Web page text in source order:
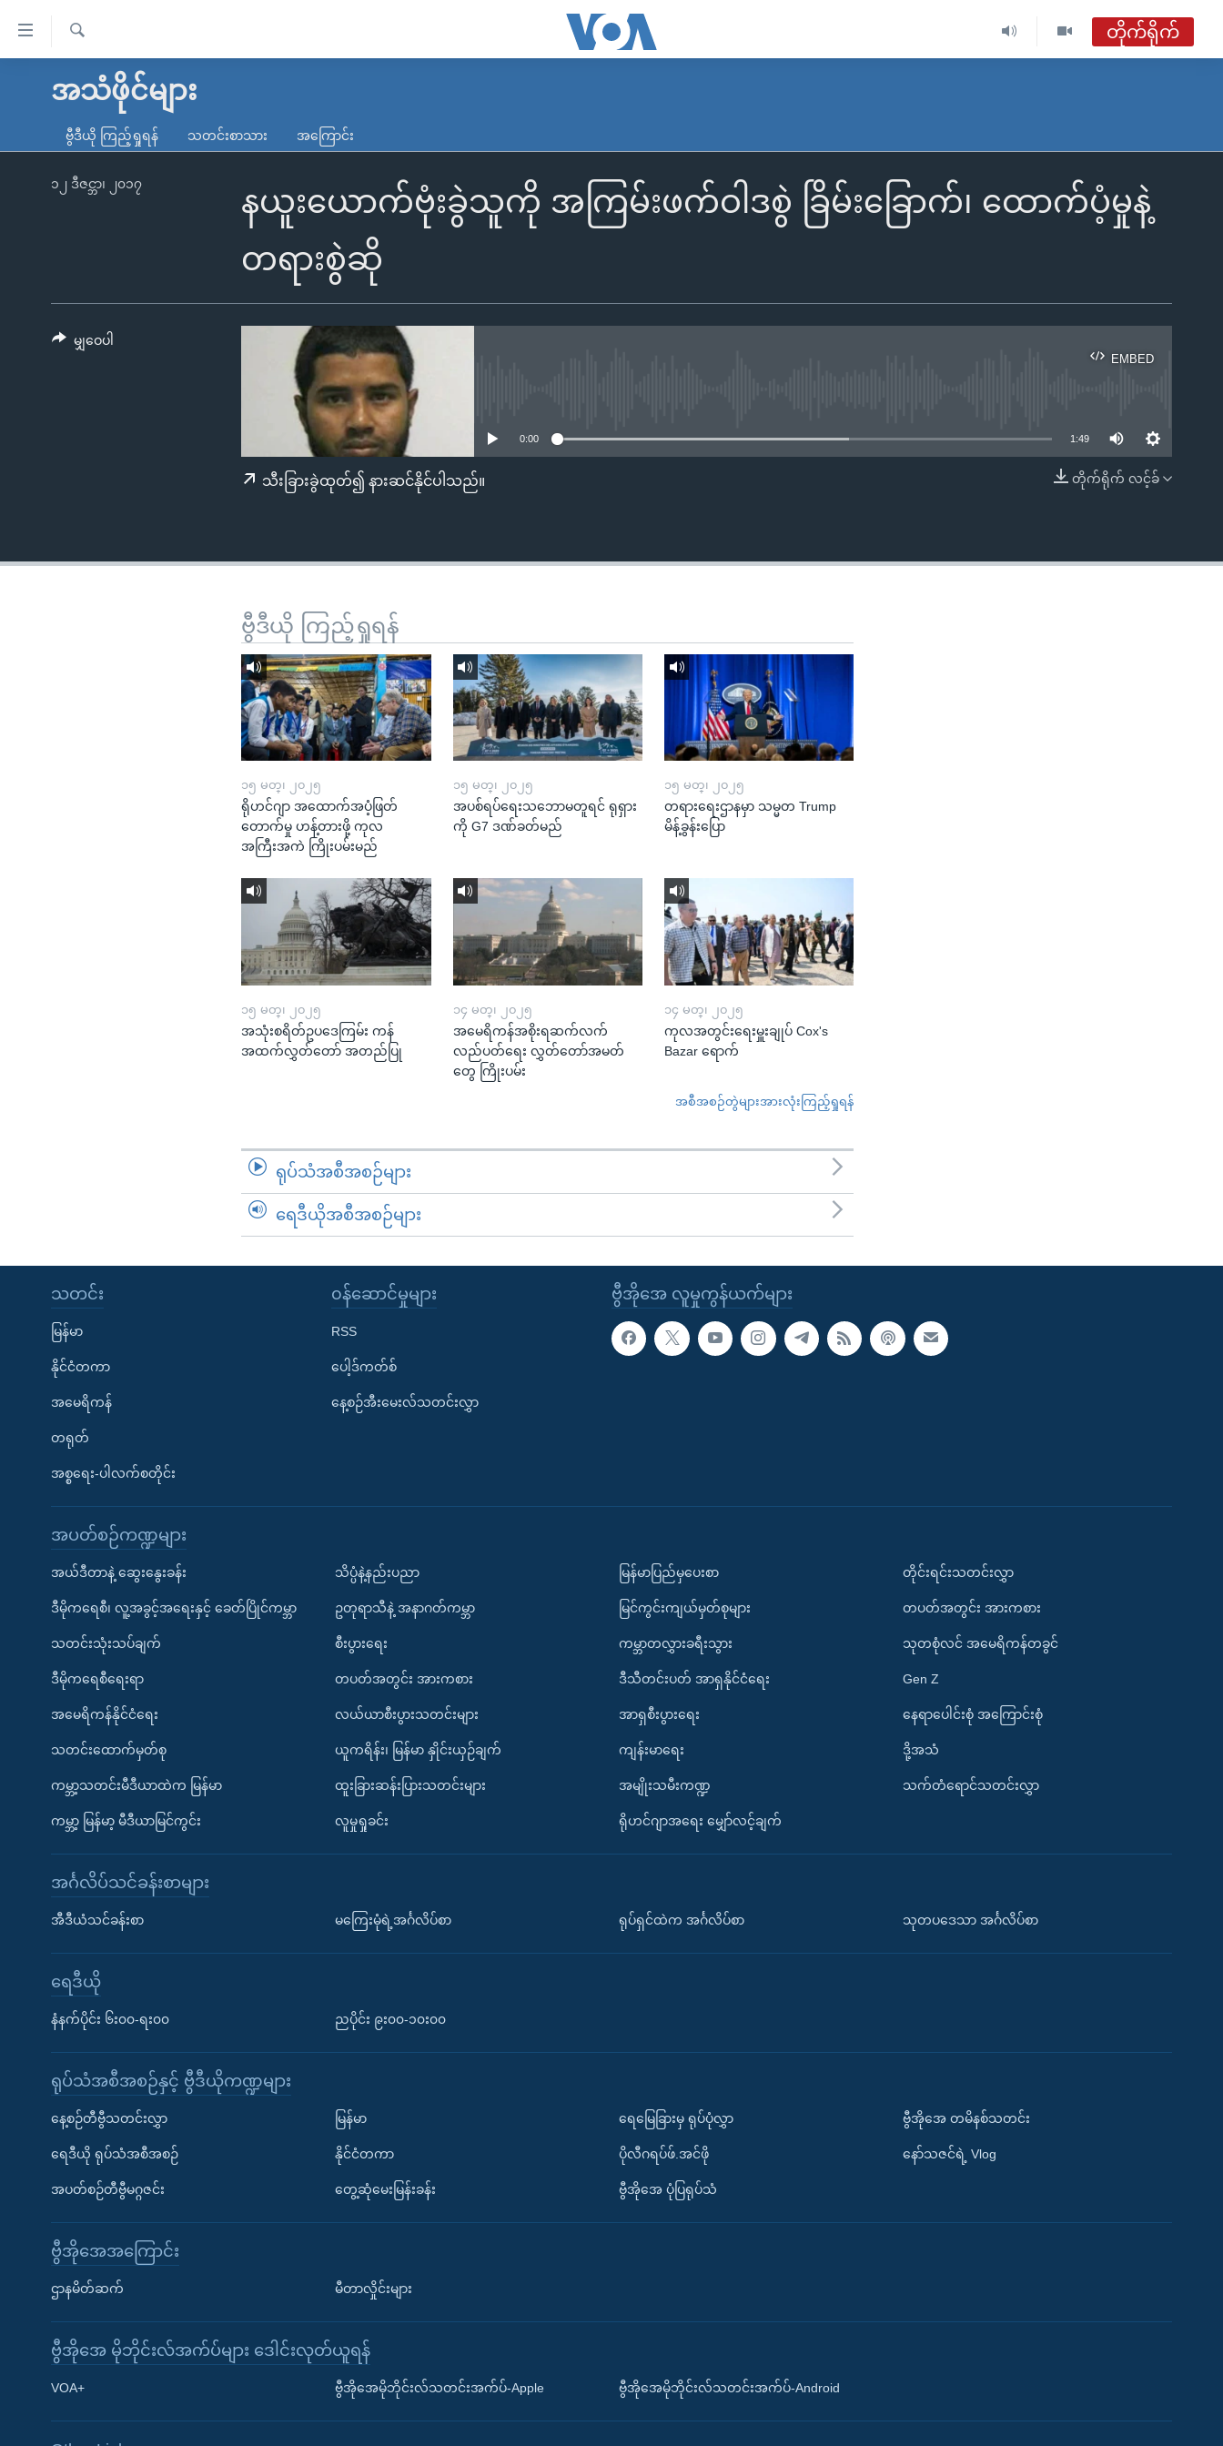
လွယ်ကူ
သည့်
ရန်
မူလစာမျက်နှာ
ကမ္ဘာ့သတင်းများ
နိုင်ငံတကာ
မကြေးမုံရဲ့ အင်္ဂလိပ်စာ
ရေဒီယို
ရေဒီယိုနှင့်ရုပ်သံ အချက်အလက်များ
Learning English
ရ
တိုက်ရိုက်
အစီအစဉ်များ
အသံဖိုင်များ
ဗွီဒီယို ကြည့်ရှုရန် သတင်းစာသား အကြောင်း
နယူးယောက်ဗုံးခွဲသူကို အကြမ်းဖက်ဝါဒစွဲ ခြိမ်းခြောက်၊ ထောက်ပံ့မှုနဲ့
တရားစွဲဆို
၁၂ ဒီဇင္ဘာ၊ ၂၀၁၇
EMBED
EMBED
0:00 1:49
တိုက်ရိုက် လင့်ခ်
သီးခြားခွဲထုတ်၍ နားဆင်နိုင်ပါသည်။
မျှဝေပါ
ဗွီဒီယို ကြည့်ရှုရန်
၁၅ မတ္၊ ၂၀၂၅
ရိုဟင်ဂျာ အထောက်အပံ့ဖြတ်
တောက်မှု ဟန့်တားဖို့ ကုလ
အကြီးအကဲ ကြိုးပမ်းမည်
၁၅ မတ္၊ ၂၀၂၅
အပစ်ရပ်ရေးသဘောမတူရင် ရုရှား
ကို G7 ဒဏ်ခတ်မည်
၁၅ မတ္၊ ၂၀၂၅
တရားရေးဌာနမှာ သမ္မတ Trump
မိန့်ခွန်းပြော
၁၅ မတ္၊ ၂၀၂၅
အသုံးစရိတ်ဥပဒေကြမ်း ကန်
အထက်လွှတ်တော် အတည်ပြု
၁၄ မတ္၊ ၂၀၂၅
အမေရိကန်အစိုးရဆက်လက်
လည်ပတ်ရေး လွှတ်တော်အမတ်
တွေ ကြိုးပမ်း
၁၄ မတ္၊ ၂၀၂၅
ကုလအတွင်းရေးမှူးချုပ် Cox's
Bazar ရောက်
အစီအစဉ်တွဲများအားလုံးကြည့်ရှုရန်
ရုပ်သံအစီအစဉ်များ
ရေဒီယိုအစီအစဉ်များ
ဗွီအိုအေ လူမှုကွန်ယက်များ
သတင်း
မြန်မာ
နိုင်ငံတကာ
အမေရိကန်
တရုတ်
အစ္စရေး-ပါလက်စတိုင်း
၀န်ဆောင်မှုများ
RSS
ပေါ့ဒ်ကတ်စ်
နေ့စဉ်အီးမေးလ်သတင်းလွှာ
အပတ်စဉ်ကဏ္ဍများ
အယ်ဒီတာနဲ့ ဆွေးနွေးခန်း
ဒီမိုကရေစီ၊ လူ့အခွင့်အရေးနှင့် ခေတ်ပြိုင်ကမ္ဘာ
သတင်းသုံးသပ်ချက်
ဒီမိုကရေစီရေးရာ
အမေရိကန်နိုင်ငံရေး
သတင်းထောက်မှတ်စု
ကမ္ဘာ့သတင်းမီဒီယာထဲက မြန်မာ
ကမ္ဘာ့ မြန်မာ့ မီဒီယာမြင်ကွင်း
သိပ္ပံနဲ့နည်းပညာ
ဥတုရာသီနဲ့ အနာဂတ်ကမ္ဘာ
စီးပွားရေး
တပတ်အတွင်း အားကစား
လယ်ယာစီးပွားသတင်းများ
ယူကရိန်း၊ မြန်မာ နှိုင်းယှဉ်ချက်
ထူးခြားဆန်းပြားသတင်းများ
လူမှုရှုခင်း
မြန်မာပြည်မှပေးစာ
မြင်ကွင်းကျယ်မှတ်စုများ
ကမ္ဘာတလွှားခရီးသွား
ဒီသီတင်းပတ် အာရှနိုင်ငံရေး
အာရှစီးပွားရေး
ကျန်းမာရေး
အမျိုးသမီးကဏ္ဍ
ရိုဟင်ဂျာအရေး မျှော်လင့်ချက်
တိုင်းရင်းသတင်းလွှာ
တပတ်အတွင်း အားကစား
သုတစုံလင် အမေရိကန်တခွင်
Gen Z
နေရာပေါင်းစုံ အကြောင်းစုံ
ဒို့အသံ
သက်တံရောင်သတင်းလွှာ
အင်္ဂလိပ်သင်ခန်းစာများ
အီဒီယံသင်ခန်းစာ မကြေးမုံရဲ့အင်္ဂလိပ်စာ ရုပ်ရှင်ထဲက အင်္ဂလိပ်စာ သုတပဒေသာ အင်္ဂလိပ်စာ
ရေဒီယို
နံနက်ပိုင်း ၆း၀၀-ရး၀၀ ညပိုင်း ၉း၀၀-၁၀း၀၀
ရုပ်သံအစီအစဉ်နှင့် ဗွီဒီယိုကဏ္ဍများ
နေ့စဉ်တီဗွီသတင်းလွှာ
ရေဒီယို ရုပ်သံအစီအစဉ်
အပတ်စဉ်တီဗွီမဂ္ဂဇင်း
မြန်မာ
နိုင်ငံတကာ
တွေ့ဆုံမေးမြန်းခန်း
ရေမြေခြားမှ ရုပ်ပုံလွှာ
ပိုလီဂရပ်ဖ်.အင်ဖို
ဗွီအိုအေ ပုံပြရုပ်သံ
ဗွီအိုအေ တမိနစ်သတင်း
နော်သဇင်ရဲ့ Vlog
ဗွီအိုအေအကြောင်း
ဌာနမိတ်ဆက် မီတာလှိုင်းများ
ဗွီအိုအေ မိုဘိုင်းလ်အက်ပ်များ ဒေါင်းလုတ်ယူရန်
VOA+ ဗွီအိုအေမိုဘိုင်းလ်သတင်းအက်ပ်-Apple ဗွီအိုအေမိုဘိုင်းလ်သတင်းအက်ပ်-Android